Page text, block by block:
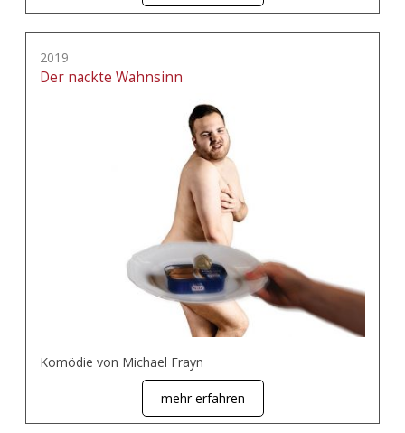
2019
Der nackte Wahnsinn
Komödie von Michael Frayn
mehr erfahren